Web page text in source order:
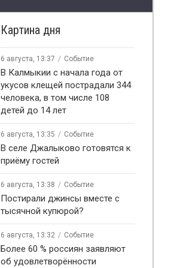
Картина дня
6 августа, 13:37 Событие
В Калмыкии с начала года от
укусов клещей пострадали 344
человека, в том числе 108
детей до 14 лет
6 августа, 13:35 Событие
В селе Джалыково готовятся к
приёму гостей
6 августа, 13:38 Событие
Постирали джинсы вместе с
тысячной купюрой?
6 августа, 13:32 Событие
Более 60 % россиян заявляют
об удовлетворённости